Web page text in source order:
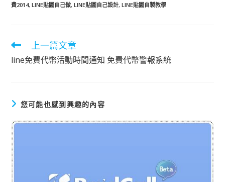
費2014, LINE貼圖自己做, LINE貼圖自己設計, LINE貼圖自製教學
閱
更
上一篇文章
line免費代幣活動時間通知 免費代幣警報系統
您可能也感到興趣的內容